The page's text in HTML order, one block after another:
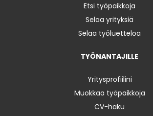
Etsi työpaikkoja
Selaa yrityksiä
Selaa työluetteloa
TYÖNANTAJILLE
Yritysprofiilini
Muokkaa työpaikkoja
CV-haku